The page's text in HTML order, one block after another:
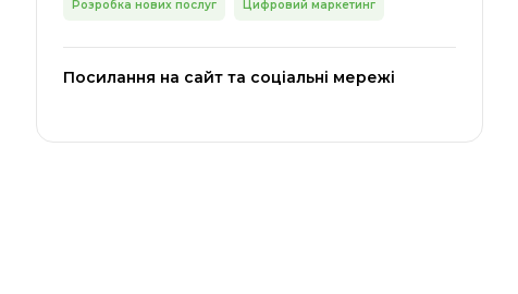
Розробка нових послуг Цифровий маркетинг
Посилання на сайт та соціальні мережі